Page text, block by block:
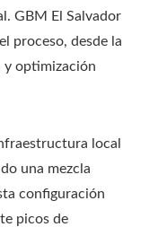
GBM El Salvador
proceso, desde la
y optimización
local
una mezcla
configuración
picos de